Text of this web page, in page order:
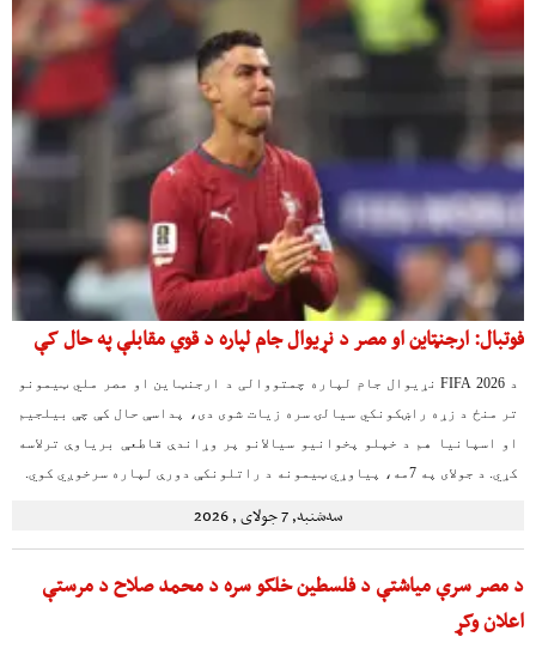
فوتبال: ارجنټاین او مصر د نړیوال جام لپاره د قوي مقابلې په حال کې
د 2026 FIFA نړیوال جام لپاره چمتووالی د ارجنټاین او مصر ملي ټیمونو
تر منځ د زړه راښکونکي سیالۍ سره زیات شوی دی، پداسې حال کې چې بیلجیم
او اسپانیا هم د خپلو پخوانیو سیالانو پر وړاندې قاطعې بریاوې ترلاسه
کړي. د جولای په 7مه، پیاوړي ټیمونه د راتلونکې دورې لپاره سرخوږي کوي.
سه‌شنبه, 7 جولای , 2026
د مصر سرې میاشتې د فلسطین خلکو سره د محمد صلاح د مرستې
اعلان وکړ